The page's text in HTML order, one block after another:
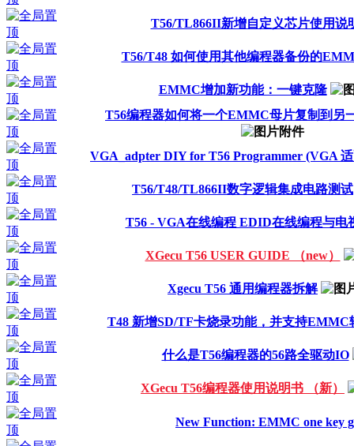
T56/TL866II新增自定义芯片使用说
T56/T48 如何使用其他编程器备份的
EMMC增加新功能：一键克隆
T56编程器如何将一个EMMC母片复制到另
VGA_adpter DIY for T56 Programmer (VGA
T56/T48/TL866II数字逻辑集成电路测试
T56 - VGA在线编程 EDID在线编程与电
XGecu T56 USER GUIDE （new）
Xgecu T56 通用编程器拆解
T48 新增SD/TF卡烧录功能，并支持EMMC
什么是T56编程器的56路全驱动IO
XGecu T56编程器使用说明书 （新）
New Function: EMMC one key